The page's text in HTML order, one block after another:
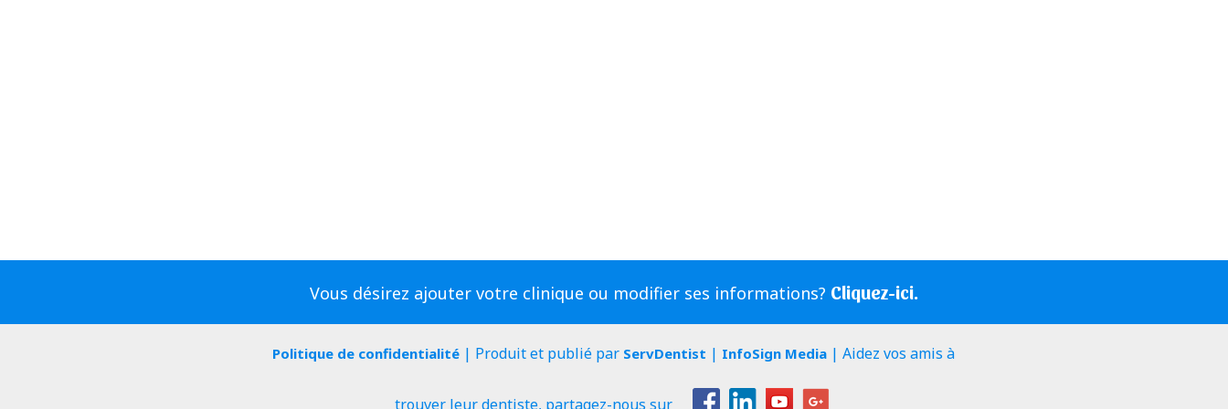
Vous désirez ajouter votre clinique ou modifier ses informations? Cliquez-ici.
Politique de confidentialité | Produit et publié par ServDentist | InfoSign Media | Aidez vos amis à
trouver leur dentiste, partagez-nous sur